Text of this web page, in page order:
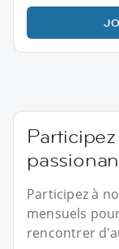
Participez à
mensuels
rencontrer